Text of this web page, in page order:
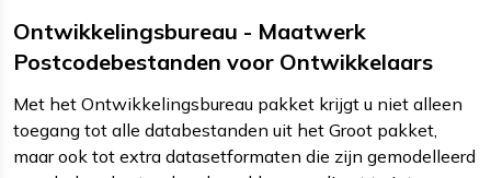
Ontwikkelingsbureau - Maatwerk
Postcodebestanden voor Ontwikkelaars
Met het Ontwikkelingsbureau pakket krijgt u niet alleen
toegang tot alle databestanden uit het Groot pakket,
maar ook tot extra datasetformaten die zijn gemodelleerd